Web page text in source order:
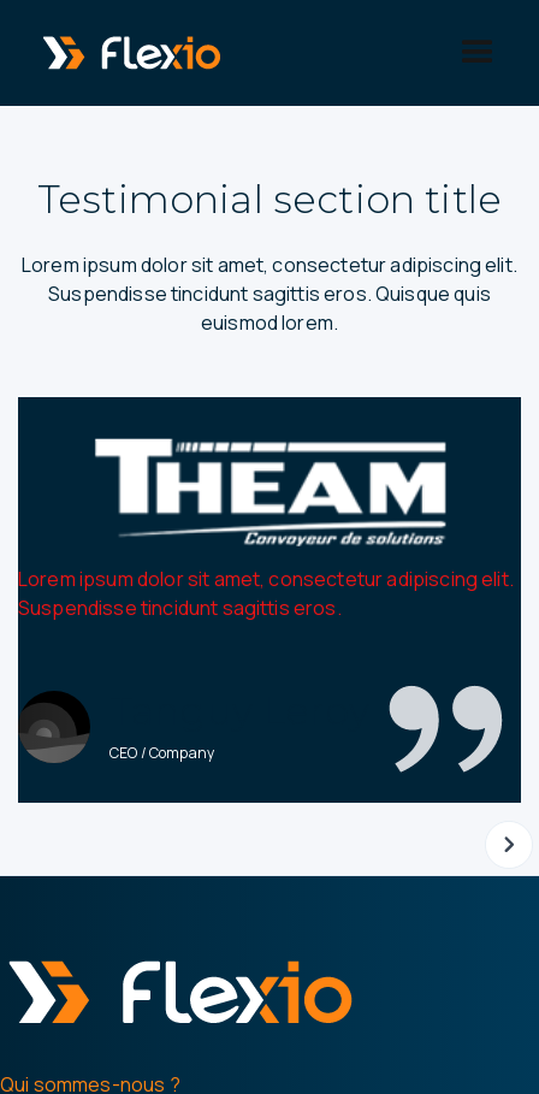
Testimonial section title
Lorem ipsum dolor sit amet, consectetur adipiscing elit.
Suspendisse tincidunt sagittis eros. Quisque quis
euismod lorem.
Lorem ipsum dolor sit amet, consectetur adipiscing elit.
Suspendisse tincidunt sagittis eros.
CEO / Company
Qui sommes-nous ?